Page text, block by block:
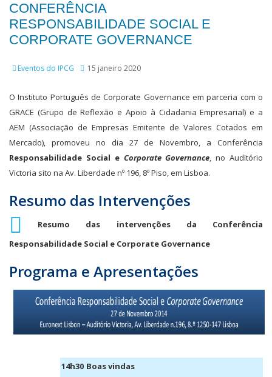
CONFERÊNCIA
RESPONSABILIDADE SOCIAL E
CORPORATE GOVERNANCE
Eventos do IPCG 15 janeiro 2020
O Instituto Português de Corporate Governance em parceria com o
GRACE (Grupo de Reflexão e Apoio à Cidadania Empresarial) e a
AEM (Associação de Empresas Emitente de Valores Cotados em
Mercado), promoveu no dia 27 de Novembro, a Conferência
Responsabilidade Social e Corporate Governance, no Auditório
Victoria sito na Av. Liberdade nº 196, 8º Piso, em Lisboa.
Resumo das Intervenções
Resumo das intervenções da Conferência
Responsabilidade Social e Corporate Governance
Programa e Apresentações
14h30 Boas vindas